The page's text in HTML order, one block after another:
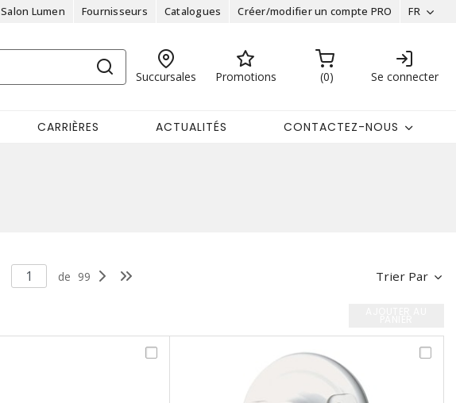
Salon Lumen Fournisseurs Catalogues Créer/modifier un compte PRO FR
Succursales Promotions 0 Se connecter
CARRIÈRES ACTUALITÉS CONTACTEZ-NOUS
Trier Par
de 99